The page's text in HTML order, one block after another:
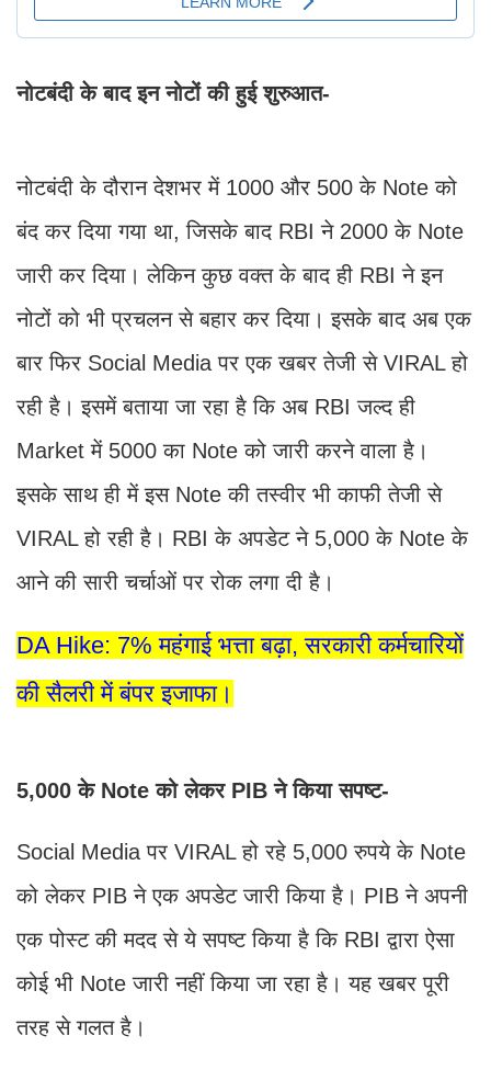
नोटबंदी के बाद इन नोटों की हुई शुरुआत-
नोटबंदी के दौरान देशभर में 1000 और 500 के Note को
बंद कर दिया गया था, जिसके बाद RBI ने 2000 के Note
जारी कर दिया। लेकिन कुछ वक्त के बाद ही RBI ने इन
नोटों को भी प्रचलन से बहार कर दिया। इसके बाद अब एक
बार फिर Social Media पर एक खबर तेजी से VIRAL हो
रही है। इसमें बताया जा रहा है कि अब RBI जल्द ही
Market में 5000 का Note को जारी करने वाला है।
इसके साथ ही में इस Note की तस्वीर भी काफी तेजी से
VIRAL हो रही है। RBI के अपडेट ने 5,000 के Note के
आने की सारी चर्चाओं पर रोक लगा दी है।
DA Hike: 7% महंगाई भत्ता बढ़ा, सरकारी कर्मचारियों
की सैलरी में बंपर इजाफा।
5,000 के Note को लेकर PIB ने किया सपष्ट-
Social Media पर VIRAL हो रहे 5,000 रुपये के Note
को लेकर PIB ने एक अपडेट जारी किया है। PIB ने अपनी
एक पोस्ट की मदद से ये सपष्ट किया है कि RBI द्वारा ऐसा
कोई भी Note जारी नहीं किया जा रहा है। यह खबर पूरी
तरह से गलत है।